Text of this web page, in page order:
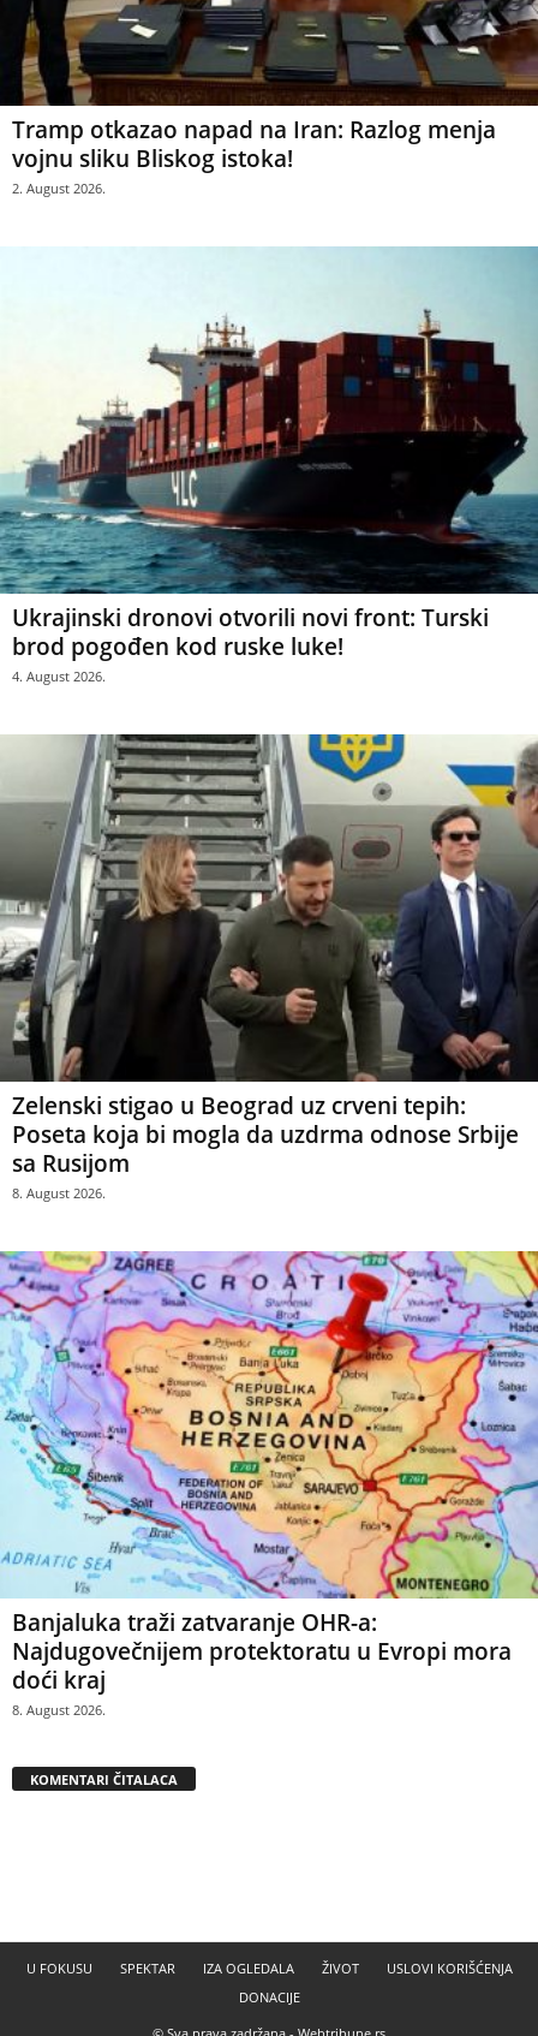
Tramp otkazao napad na Iran: Razlog menja
vojnu sliku Bliskog istoka!
2. August 2026.
Ukrajinski dronovi otvorili novi front: Turski
brod pogođen kod ruske luke!
4. August 2026.
Zelenski stigao u Beograd uz crveni tepih:
Poseta koja bi mogla da uzdrma odnose Srbije
sa Rusijom
8. August 2026.
Banjaluka traži zatvaranje OHR-a:
Najdugovečnijem protektoratu u Evropi mora
doći kraj
8. August 2026.
KOMENTARI ČITALACA
U FOKUSU SPEKTAR IZA OGLEDALA ŽIVOT
USLOVI KORIŠĆENJA
DONACIJE